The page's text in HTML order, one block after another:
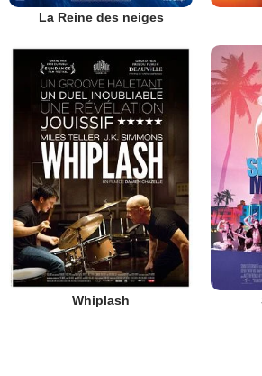
La Reine des neiges
Whiplash